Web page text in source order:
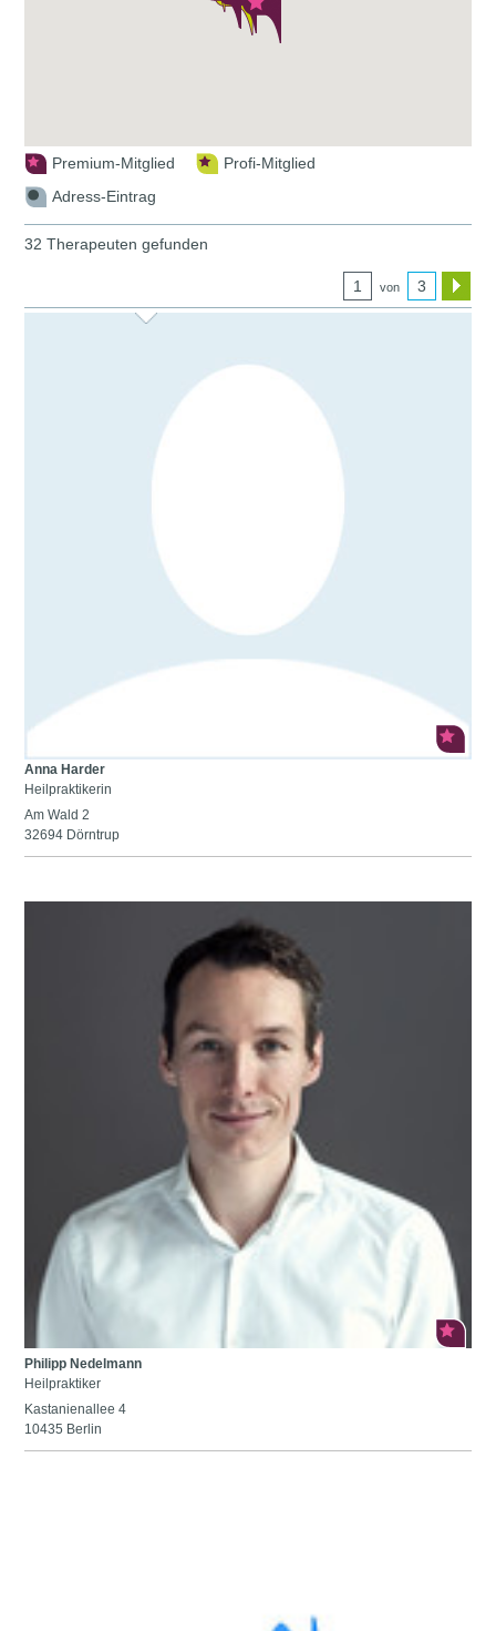
Premium-Mitglied
Profi-Mitglied
Adress-Eintrag
32 Therapeuten gefunden
1 von 3
Anna Harder
Heilpraktikerin
Am Wald 2
32694 Dörntrup
Philipp Nedelmann
Heilpraktiker
Kastanienallee 4
10435 Berlin